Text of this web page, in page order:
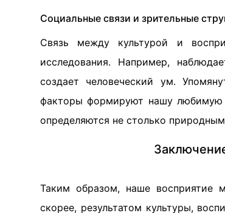
Социальные связи и зрительные
Связь между культурой и
исследования. Например,
создает человеческий ум.
факторы формируют нашу любимую
определяются не столько
Таким образом, наше восприятие
скорее, результатом культуры,